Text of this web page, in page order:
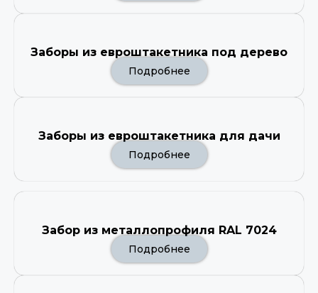
Заборы из евроштакетника под дерево
Подробнее
Заборы из евроштакетника для дачи
Подробнее
Забор из металлопрофиля RAL 7024
Подробнее